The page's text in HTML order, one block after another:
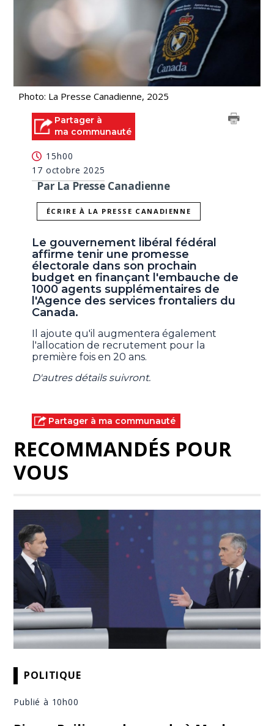
Photo: La Presse Canadienne, 2025
Partager à
ma communauté
15h00
17 octobre 2025
Par La Presse Canadienne
ÉCRIRE À LA PRESSE CANADIENNE
Le gouvernement libéral fédéral
affirme tenir une promesse
électorale dans son prochain
budget en finançant l'embauche de
1000 agents supplémentaires de
l'Agence des services frontaliers du
Canada.
Il ajoute qu'il augmentera également
l'allocation de recrutement pour la
première fois en 20 ans.
D'autres détails suivront.
Partager à ma communauté
RECOMMANDÉS POUR
VOUS
POLITIQUE
Publié à 10h00